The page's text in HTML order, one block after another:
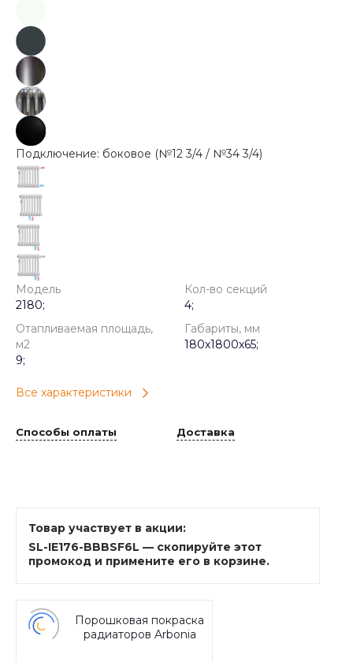
Подключение: боковое (№12 3/4 / №34 3/4)
Модель
2180;
Кол-во секций
4;
Отапливаемая площадь,
м2
9;
Габариты, мм
180х1800х65;
Все характеристики
Способы оплаты Доставка
Товар участвует в акции:
SL-IE176-BBBSF6L — скопируйте этот
промокод и примените его в корзине.
Порошковая покраска
радиаторов Arbonia